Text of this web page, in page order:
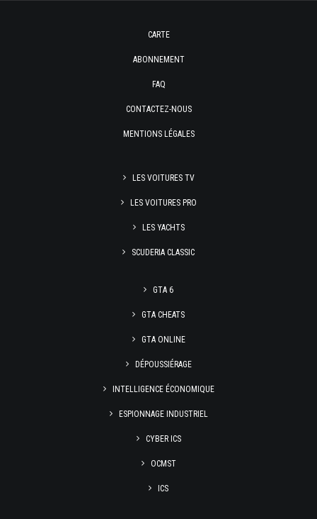
CARTE
ABONNEMENT
FAQ
CONTACTEZ-NOUS
MENTIONS LÉGALES
LES VOITURES TV
LES VOITURES PRO
LES YACHTS
SCUDERIA CLASSIC
GTA 6
GTA CHEATS
GTA ONLINE
DÉPOUSSIÉRAGE
INTELLIGENCE ÉCONOMIQUE
ESPIONNAGE INDUSTRIEL
CYBER ICS
OCMST
ICS